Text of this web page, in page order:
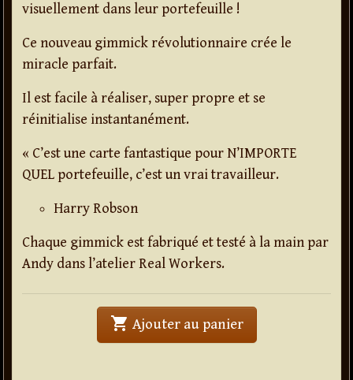
visuellement dans leur portefeuille !
Ce nouveau gimmick révolutionnaire crée le
miracle parfait.
Il est facile à réaliser, super propre et se
réinitialise instantanément.
« C’est une carte fantastique pour N’IMPORTE
QUEL portefeuille, c’est un vrai travailleur.
Harry Robson
Chaque gimmick est fabriqué et testé à la main par
Andy dans l’atelier Real Workers.
shopping_cart Ajouter au panier' . Wallet Hacker